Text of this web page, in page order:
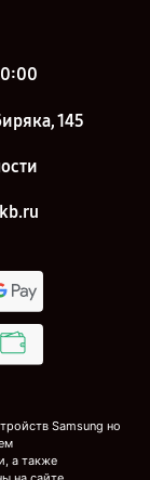
145
Samsung но
а также